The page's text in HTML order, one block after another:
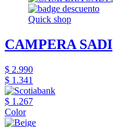
Quick shop
CAMPERA SADI
$ 2.990
$ 1.341
$ 1.267
Color